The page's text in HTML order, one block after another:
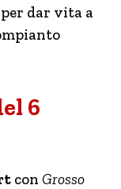
dar vita a
6
con Grosso